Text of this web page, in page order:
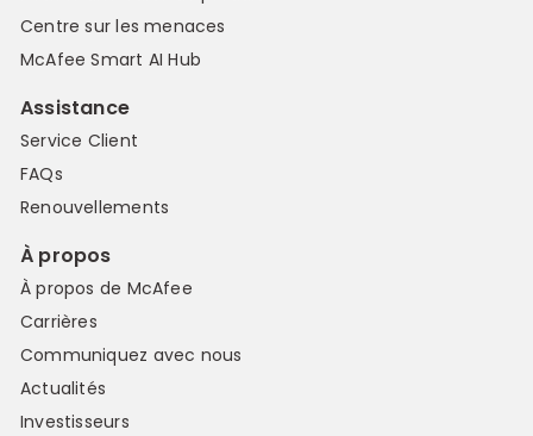
Centre sur les menaces
McAfee Smart AI Hub
Assistance
Service Client
FAQs
Renouvellements
À propos
À propos de McAfee
Carrières
Communiquez avec nous
Actualités
Investisseurs